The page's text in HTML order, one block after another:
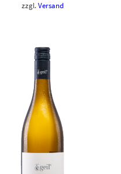
zzgl.Versand